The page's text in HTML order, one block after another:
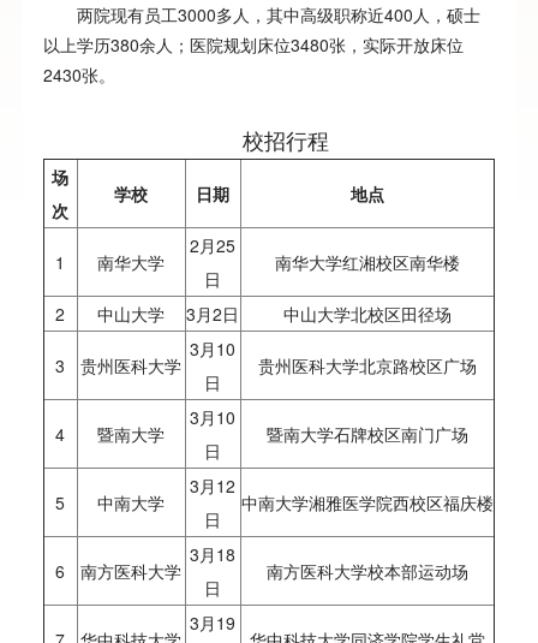
两院现有员工3000多人，其中高级职称近400人，硕士
以上学历380余人；医院规划床位3480张，实际开放床位
2430张。
校招行程
场
次
学校 日期 地点
1 南华大学
2月25
日
南华大学红湘校区南华楼
2 中山大学 3月2日 中山大学北校区田径场
3 贵州医科大学
3月10
日
贵州医科大学北京路校区广场
4 暨南大学
3月10
日
暨南大学石牌校区南门广场
5 中南大学
3月12
日
中南大学湘雅医学院西校区福庆楼
6 南方医科大学
3月18
日
南方医科大学校本部运动场
3月19